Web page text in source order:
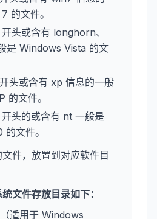
的文件。
头或含有 longhorn、
是 Windows Vista 的文
头或含有 xp 信息的一般
的文件。
头的或含有 nt 一般是
文件。
件，放置到对应软件目
文件存放目录如下：
适用于 Windows